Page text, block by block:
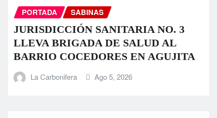
PORTADA SABINAS
JURISDICCIÓN SANITARIA NO. 3
LLEVA BRIGADA DE SALUD AL
BARRIO COCEDORES EN AGUJITA
La Carbonifera Ago 5, 2026